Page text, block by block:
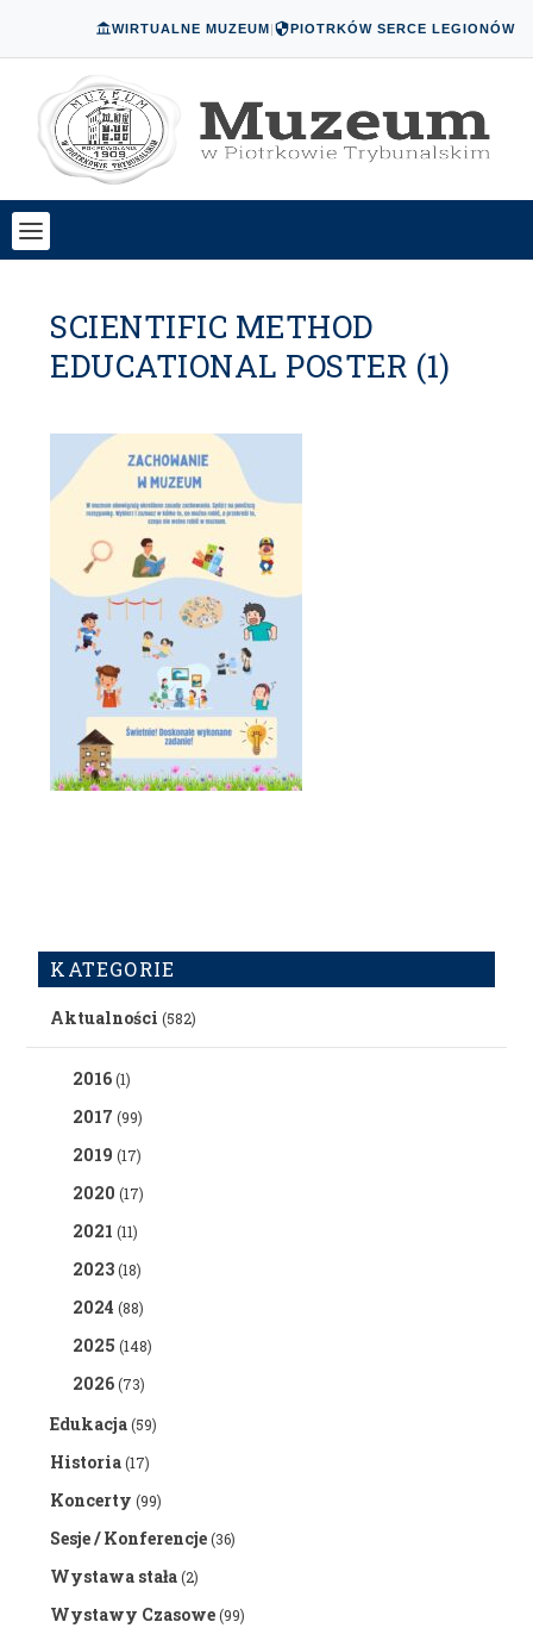
WIRTUALNE MUZEUM| PIOTRKÓW SERCE LEGIONÓW
SCIENTIFIC METHOD
EDUCATIONAL POSTER (1)
KATEGORIE
Aktualności (582)
2016(1)
2017 (99)
2019 (17)
2020 (17)
2021 (11)
2023(18)
2024 (88)
2025 (148)
2026(73)
Edukacja(59)
Historia(17)
Koncerty (99)
Sesje / Konferencje(36)
Wystawa stała(2)
Wystawy Czasowe(99)